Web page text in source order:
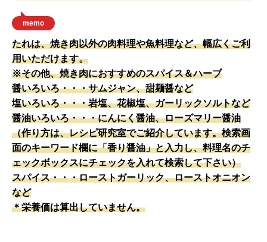
memo
たれは、焼き肉以外の肉料理や魚料理など、幅広くご利
用いただけます。
※その他、焼き肉におすすめのスパイス＆ハーブ
醤いろいろ・・・サムジャン、甜麺醤など
塩いろいろ・・・岩塩、花椒塩、ガーリックソルトなど
醤油いろいろ・・・にんにく醤油、ローズマリー醤油
（作り方は、レシピ研究室でご紹介しています。検索画
面のキーワード欄に「香り醤油」と入力し、料理名のチ
ェックボックスにチェックを入れて検索して下さい）
スパイス・・・ローストガーリック、ローストオニオン
など
＊栄養価は算出していません。